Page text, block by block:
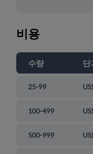
비용
수량 단
25-99
100-499
500-999